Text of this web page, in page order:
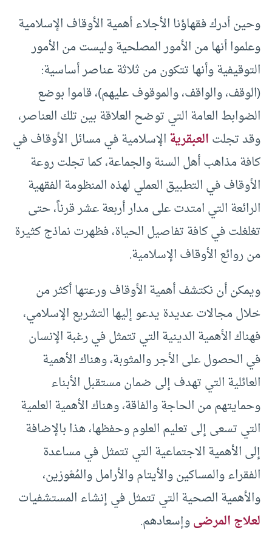
وحين أدرك فقهاؤنا الأجلاء أهمية الأوقاف الإسلامية
وعلموا أنها من الأمور المصلحية وليست من الأمور
التوقيفية وأنها تتكون من ثلاثة عناصر أساسية:
(الوقف، والواقف، والموقوف عليهم)، قاموا بوضع
الضوابط العامة التي توضح العلاقة بين تلك العناصر،
وقد تجلتالعبقريةالإسلامية في مسائل الأوقاف في
كافة مذاهب أهل السنة والجماعة، كما تجلت روعة
الأوقاف في التطبيق العملي لهذه المنظومة الفقهية
الرائعة التي امتدت على مدار أربعة عشر قرناً، حتى
تغلغلت في كافة تفاصيل الحياة، فظهرت نماذج كثيرة
من روائع الأوقاف الإسلامية.
ويمكن أن نكتشف أهمية الأوقاف ورعتها أكثر من
خلال مجالات عديدة يدعو إليها التشريع الإسلامي،
فهناك الأهمية الدينية التي تتمثل في رغبة الإنسان
في الحصول على الأجر والمثوبة، وهناك الأهمية
العائلية التي تهدف إلى ضمان مستقبل الأبناء
وحمايتهم من الحاجة والفاقة، وهناك الأهمية العلمية
التي تسعى إلى تعليم العلوم وحفظها، هذا بالإضافة
إلى الأهمية الاجتماعية التي تتمثل في مساعدة
الفقراء والمساكين والأيتام والأرامل والمُعْوزين،
والأهمية الصحية التي تتمثل في إنشاء المستشفيات
لعلاج المرضىوإسعادهم.